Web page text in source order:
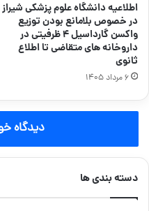
اطلاعیه دانشگاه علوم پزشکی شیراز
در خصوص بلامانع بودن توزیع
واکسن گارداسیل ۴ ظرفیتی در
داروخانه های متقاضی تا اطلاع
ثانوی
۶ مرداد ۱۴۰۵
دیدگاه
دسته بندی ها